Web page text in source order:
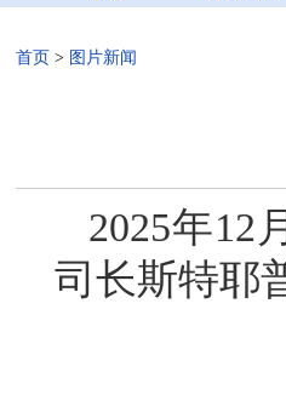
首页 > 图片新闻
2025年12
司长斯特耶